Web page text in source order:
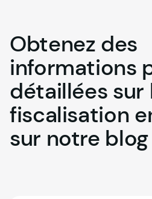
Obtenez des
informations
détaillées sur
fiscalisation
sur notre blog